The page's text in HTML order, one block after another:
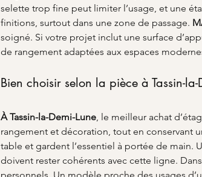
selette trop fine peut limiter l’usage, et une
finitions, surtout dans une zone de passage.
soigné. Si votre projet inclut une surface
de rangement adaptées aux espaces
Bien choisir selon la pièce à Tassin-la-
À Tassin-la-Demi-Lune, le meilleur achat
rangement et décoration, tout en conservant
table et gardent l’essentiel à portée de main.
doivent rester cohérents avec cette ligne.